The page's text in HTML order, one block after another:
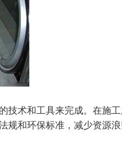
技术和工具来完成。在施
规和环保标准，减少资源